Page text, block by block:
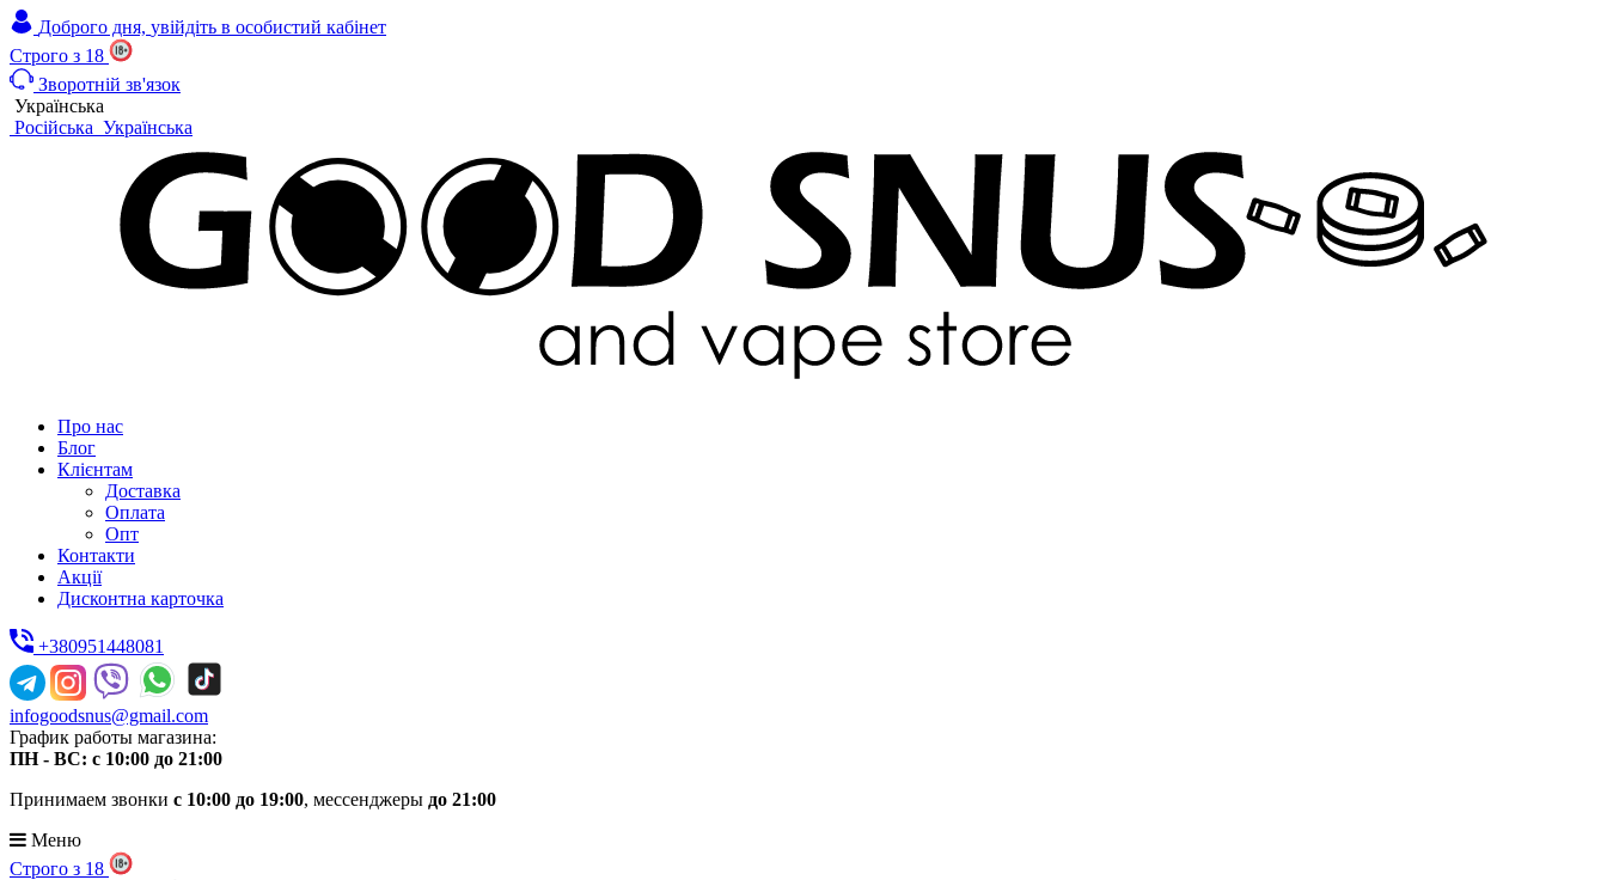
Доброго дня, увійдіть в особистий кабінет
Строго з 18
Зворотній зв'язок
Українська
Російська Українська
Про нас
Блог
Клієнтам
Доставка
Оплата
Опт
Контакти
Акції
Дисконтна карточка
+380951448081
infogoodsnus@gmail.com
График работы магазина:
ПН - ВС: с 10:00 до 21:00
Принимаем звонки с 10:00 до 19:00, мессенджеры до 21:00
Меню
Строго з 18